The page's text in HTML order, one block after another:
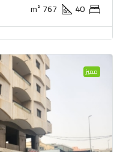
40
767
m²
مميز